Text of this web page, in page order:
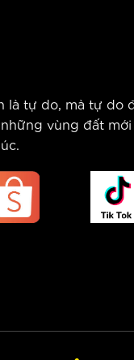
là tự do, mà tự do
vùng đất mới